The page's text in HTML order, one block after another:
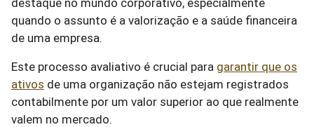
destaque no mundo corporativo, especialmente
quando o assunto é a valorização e a saúde financeira
de uma empresa.
Este processo avaliativo é crucial para garantir que os
ativos de uma organização não estejam registrados
contabilmente por um valor superior ao que realmente
valem no mercado.